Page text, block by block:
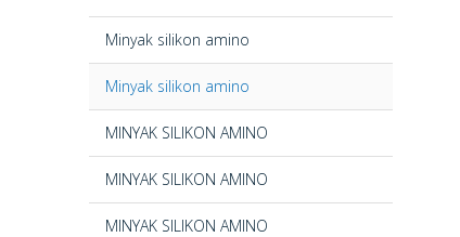
Minyak silikon amino
Minyak silikon amino
MINYAK SILIKON AMINO
MINYAK SILIKON AMINO
MINYAK SILIKON AMINO